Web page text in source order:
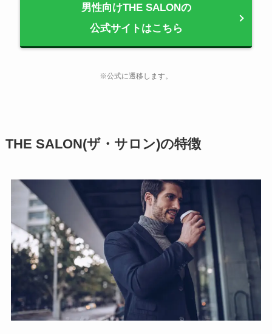
男性向けTHE SALONの
公式サイトはこちら
※公式に遷移します。
THE SALON(ザ・サロン)の特徴